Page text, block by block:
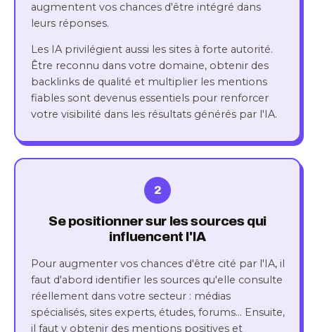
augmentent vos chances d'être intégré dans
leurs réponses.
Les IA privilégient aussi les sites à forte autorité.
Être reconnu dans votre domaine, obtenir des
backlinks de qualité et multiplier les mentions
fiables sont devenus essentiels pour renforcer
votre visibilité dans les résultats générés par l'IA.
2
Se positionner sur les sources qui
influencent l'IA
Pour augmenter vos chances d'être cité par l'IA, il
faut d'abord identifier les sources qu'elle consulte
réellement dans votre secteur : médias
spécialisés, sites experts, études, forums… Ensuite,
il faut y obtenir des mentions positives et